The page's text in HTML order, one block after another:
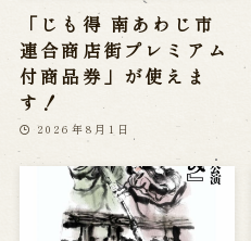
「じも得 南あわじ市
連合商店街プレミアム
付商品券」が使えま
す！
2026年8月1日